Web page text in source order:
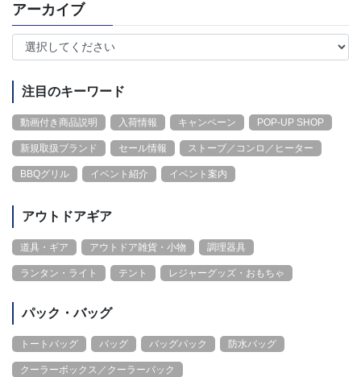
アーカイブ
注目のキーワード
動画付き商品説明 入荷情報 キャンペーン POP-UP SHOP
新規取扱ブランド セール情報 ストーブ／コンロ／ヒーター
BBQグリル イベント紹介 イベント案内
アウトドアギア
道具・ギア アウトドア雑貨・小物 調理器具
ランタン・ライト テント レジャーグッズ・おもちゃ
パック・バッグ
トートバッグ バッグ バッグパック 防水バッグ
クーラーボックス／クーラーバック